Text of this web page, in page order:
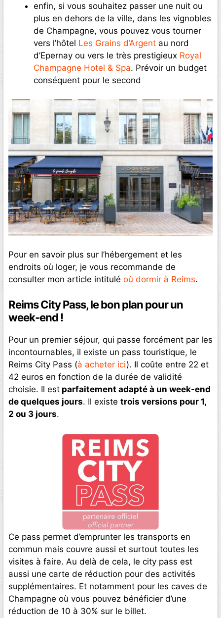
enfin, si vous souhaitez passer une nuit ou
plus en dehors de la ville, dans les vignobles
de Champagne, vous pouvez vous tourner
vers l’hôtel Les Grains d’Argent au nord
d’Epernay ou vers le très prestigieux Royal
Champagne Hotel & Spa. Prévoir un budget
conséquent pour le second
Pour en savoir plus sur l’hébergement et les
endroits où loger, je vous recommande de
consulter mon article intitulé où dormir à Reims.
Reims City Pass, le bon plan pour un
week-end !
Pour un premier séjour, qui passe forcément par les
incontournables, il existe un pass touristique, le
Reims City Pass (à acheter ici). Il coûte entre 22 et
42 euros en fonction de la durée de validité
choisie. Il est parfaitement adapté à un week-end
de quelques jours. Il existe trois versions pour 1,
2 ou 3 jours.
Ce pass permet d’emprunter les transports en
commun mais couvre aussi et surtout toutes les
visites à faire. Au delà de cela, le city pass est
aussi une carte de réduction pour des activités
supplémentaires. Et notamment pour les caves de
Champagne où vous pouvez bénéficier d’une
réduction de 10 à 30% sur le billet.